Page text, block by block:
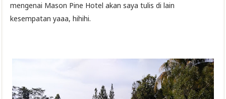
mengenai Mason Pine Hotel akan saya tulis di lain
kesempatan yaaa, hihihi.